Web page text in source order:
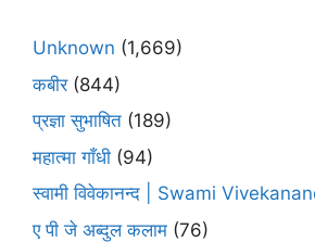
Unknown (1,669)
कबीर(844)
प्रज्ञा सुभाषित (189)
महात्मा गाँधी (94)
स्वामी विवेकानन्द | Swami
ए पी जे अब्दुल कलाम (76)